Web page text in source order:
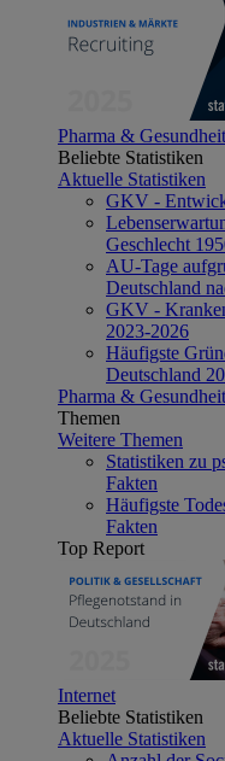
Pharma & Gesundheit
Beliebte Statistiken
Aktuelle Statistiken
GKV -
Geschlecht
AU-Tage
Deutschland
GKV -
2023-2026
Häufigste
Deutschland
Pharma & Gesundheit
Themen
Weitere Themen
Statistiken zu
Fakten
Häufigste
Fakten
Top Report
Internet
Beliebte Statistiken
Aktuelle Statistiken